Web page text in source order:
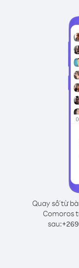
Quay số từ
Comoros
sau:+269